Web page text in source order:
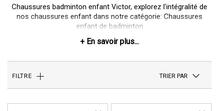
Chaussures badminton enfant Victor, explorez l'intégralité de
nos chaussures enfant dans notre catégorie: Chaussures
enfant de badminton
FILTRE TRIER PAR